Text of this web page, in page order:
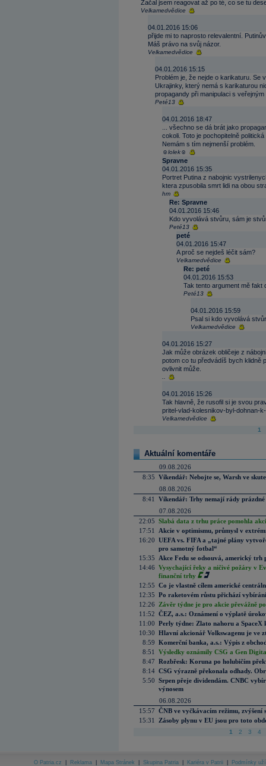
Začal jsem reagovat až po té, co se tu
Velkamedvědice
04.01.2016 15:06
přijde mi to naprosto relevalentní.
Máš právo na svůj názor.
Velkamedvědice
04.01.2016 15:15
Problém je, že nejde o karikaturu. Se
Ukrajinky, který nemá s karikaturou
propagandy při manipulaci s
Peté13
04.01.2016 18:47
... všechno se dá brát jako
cokoli. Toto je pochopitelně
Nemám s tím nejmenší problém.
☺lolek☺
Spravne
04.01.2016 15:35
Portret Putina z nabojnic
ktera zpusobila smrt lidi na obou
hm
Re: Spravne
04.01.2016 15:46
Kdo vyvolává stvůru, sám je
Peté13
peté
04.01.2016 15:47
A proč se nejdeš léčit sám?
Velkamedvědice
Re: peté
04.01.2016 15:53
Tak tento argument mě
Peté13
04.01.2016 15:59
Psal si kdo vyvolává
Velkamedvědice
04.01.2016 15:27
Jak může obrázek obličeje z
potom co tu předvádíš bych klidně
ovlivnit může.
04.01.2016 15:26
Tak hlavně, že rusofil si je svou
pritel-vlad-kolesnikov-byl-dohnan-
Velkamedvědice
1
Aktuální komentáře
09.08.2026
8:35 Víkendář: Nebojte se, Warsh ve
08.08.2026
8:41
Víkendář: Trhy nemají rády prázdné
07.08.2026
22:05 Slabá data z trhu práce pomohla
17:51
Akcie v optimismu, průmysl v
16:20 UEFA vs. FIFA a „tajné plány
pro samotný fotbal“
15:35
Akce Fedu se odsouvá, americký
14:46 Vysychající řeky a ničivé požáry v
finanční trhy
12:55 Co je vlastně cílem americké
12:35 Po raketovém růstu přichází
12:26
Závěr týdne je pro akcie převážně
11:52 ČEZ, a.s.: Oznámení o výplatě
11:00 Perly týdne: Zlato nahoru a SpaceX
10:30 Hlavní akcionář Volkswagenu je ve
8:59 Komerční banka, a.s.: Výpis z
8:51
Výsledky oznámily CSG a Gen
8:47 Rozbřesk: Koruna po holubičím
8:14 CSG výrazně překonala odhady.
5:50 Srpen přeje dividendám. CNBC
výnosem
06.08.2026
15:57 ČNB ve vyčkávacím režimu, zvýšení
15:31
Zásoby plynu v EU jsou pro toto
1 2 3 4
O Patria.cz Reklama Mapa Stránek Skupina Patria Kariéra v Patrii Podmínky